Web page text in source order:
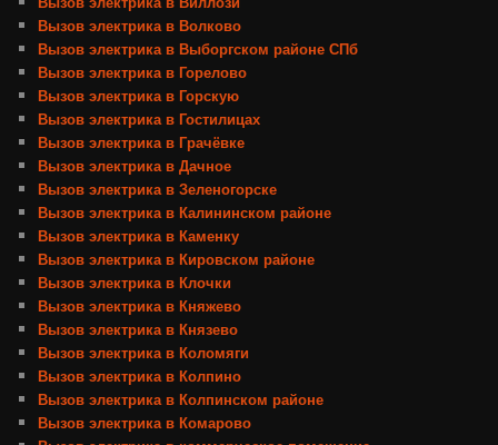
Вызов электрика в Волково
Вызов электрика в Выборгском районе СПб
Вызов электрика в Горелово
Вызов электрика в Горскую
Вызов электрика в Гостилицах
Вызов электрика в Грачёвке
Вызов электрика в Дачное
Вызов электрика в Зеленогорске
Вызов электрика в Калининском районе
Вызов электрика в Каменку
Вызов электрика в Кировском районе
Вызов электрика в Клочки
Вызов электрика в Княжево
Вызов электрика в Князево
Вызов электрика в Коломяги
Вызов электрика в Колпино
Вызов электрика в Колпинском районе
Вызов электрика в Комарово